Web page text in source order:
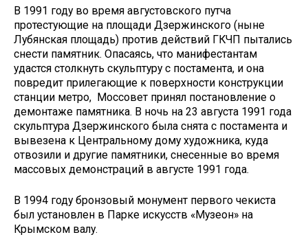
В 1991 году во время августовского путча
протестующие на площади Дзержинского (ныне
Лубянская площадь) против действий ГКЧП пытались
снести памятник. Опасаясь, что манифестантам
удастся столкнуть скульптуру с постамента, и она
повредит прилегающие к поверхности конструкции
станции метро, Моссовет принял постановление о
демонтаже памятника. В ночь на 23 августа 1991 года
скульптура Дзержинского была снята с постамента и
вывезена к Центральному дому художника, куда
отвозили и другие памятники, снесенные во время
массовых демонстраций в августе 1991 года.
В 1994 году бронзовый монумент первого чекиста
был установлен в Парке искусств «Музеон» на
Крымском валу.